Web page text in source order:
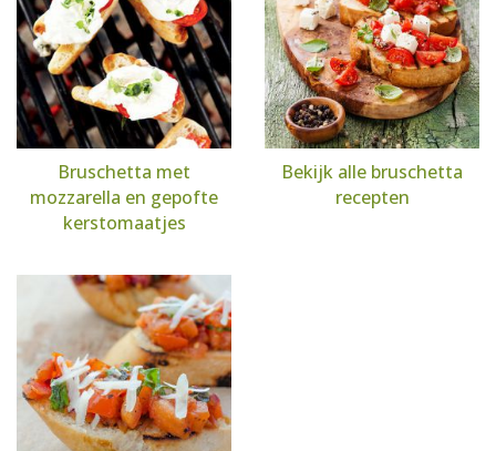
Bruschetta met
mozzarella en gepofte
kerstomaatjes
Bekijk alle bruschetta
recepten